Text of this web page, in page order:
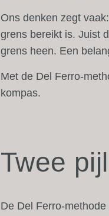
Ons denken zegt
grens bereikt is. Juist
grens heen. Een
Met de Del Ferro-
kompas.
Twee
De Del Ferro-